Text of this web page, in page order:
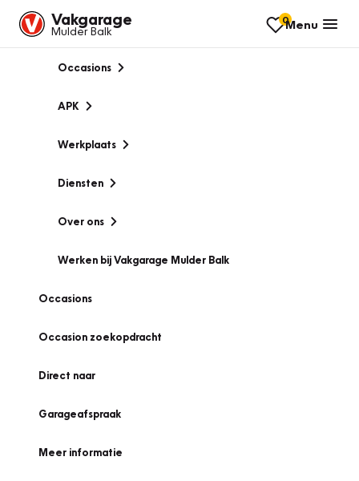
Vakgarage
Mulder Balk
0Menu
Occasions
APK
Werkplaats
Diensten
Over ons
Werken bij Vakgarage Mulder Balk
Occasions
Occasion zoekopdracht
Direct naar
Garageafspraak
Meer informatie